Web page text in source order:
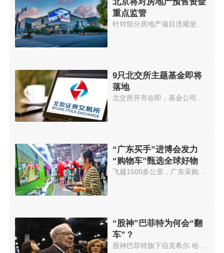
重点监管
9只北交所主题基金即将
落地
“广东买手”进博会发力
“购物车”甄选全球好物
“股神”巴菲特为何会“翻
车”？